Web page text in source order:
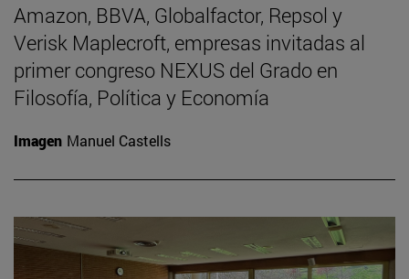
Amazon, BBVA, Globalfactor, Repsol y
Verisk Maplecroft, empresas invitadas al
primer congreso NEXUS del Grado en
Filosofía, Política y Economía
Imagen Manuel Castells